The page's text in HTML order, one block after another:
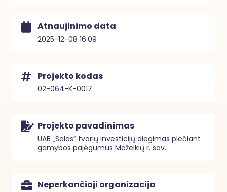
Atnaujinimo data
2025-12-08 16:09
Projekto kodas
02-064-K-0017
Projekto pavadinimas
UAB „Salas“ tvarių investicijų diegimas plečiant
gamybos pajėgumus Mažeikių r. sav.
Neperkančioji organizacija